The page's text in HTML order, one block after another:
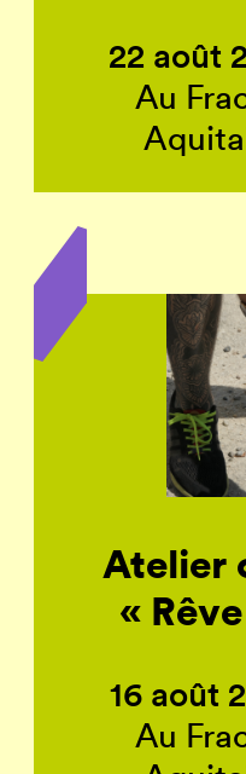
22 août
Au
Atelier
«
16 août
Au